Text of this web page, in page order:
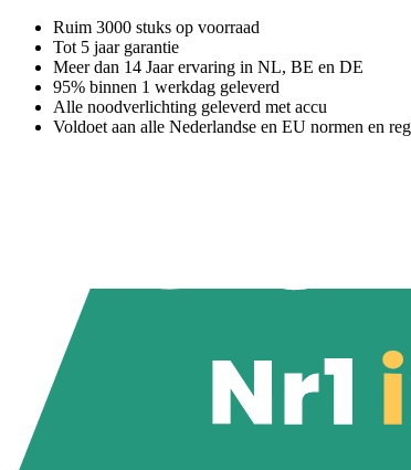
Ruim 3000 stuks op voorraad
Tot 5 jaar garantie
Meer dan 14 Jaar ervaring in NL, BE en DE
95% binnen 1 werkdag geleverd
Alle noodverlichting geleverd met accu
Voldoet aan alle Nederlandse en EU normen en